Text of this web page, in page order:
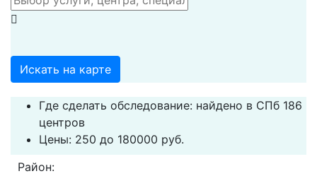
Искать на карте
Где сделать обследование: найдено в СПб 186
центров
Цены: 250 до 180000 руб.
Район: